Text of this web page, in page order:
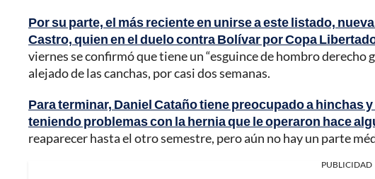
Por su parte, el más reciente en unirse a este listado,
Castro, quien en el duelo contra Bolívar por Copa
viernes se confirmó que tiene un “esguince de hombro
alejado de las canchas, por casi dos semanas.
Para terminar, Daniel Cataño tiene preocupado a hinchas
teniendo problemas con la hernia que le operaron hace
reaparecer hasta el otro semestre, pero aún no hay un parte
PUBLICIDAD